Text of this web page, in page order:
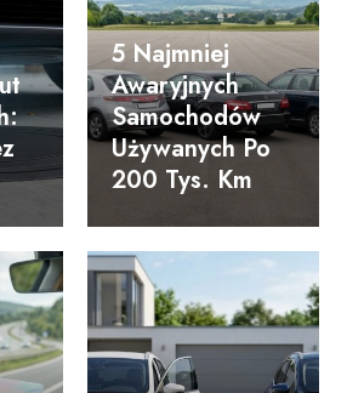
5 Najmniej
Awaryjnych
Samochodów
Używanych Po
200 Tys. Km